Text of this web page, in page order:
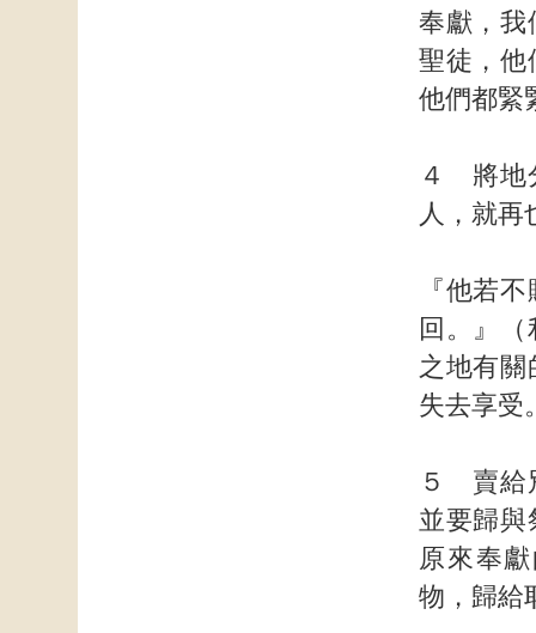
奉獻，我
聖徒，他
他們都緊
４ 將地
人，就再
『他若
回。』
之地有
失去享受
５ 賣給
並要歸與
原來奉
物，歸給